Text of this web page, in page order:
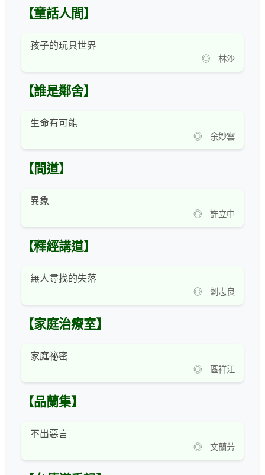
【童話人間】
孩子的玩具世界
◎ 林沙
【誰是鄰舍】
生命有可能
◎ 余妙雲
【問道】
異象
◎ 許立中
【釋經講道】
無人尋找的失落
◎ 劉志良
【家庭治療室】
家庭祕密
◎ 區祥江
【品蘭集】
不出惡言
◎ 文蘭芳